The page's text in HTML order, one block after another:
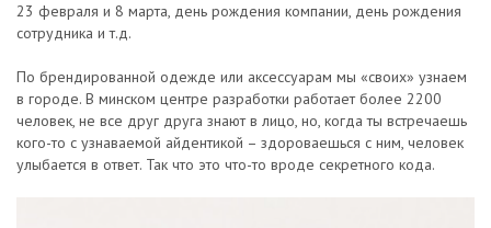
23 февраля и 8 марта, день рождения компании, день рождения
сотрудника и т.д.
По брендированной одежде или аксессуарам мы «своих» узнаем
в городе. В минском центре разработки работает более 2200
человек, не все друг друга знают в лицо, но, когда ты встречаешь
кого-то с узнаваемой айдентикой – здороваешься с ним, человек
улыбается в ответ. Так что это что-то вроде секретного кода.